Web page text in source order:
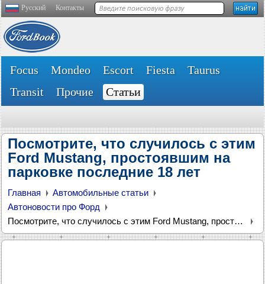
Русский Контакты
Focus Mondeo Escort Fiesta
Taurus
Transit
Прочие Статьи
Посмотрите, что случилось с этим
Ford Mustang, простоявшим на
парковке последние 18 лет
Главная
Автомобильные статьи
Автоновости про Форд
Посмотрите, что случилось с этим Ford Mustang, простоявшим на парковке последние 18 лет